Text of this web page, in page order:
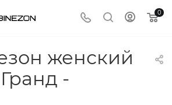
0
женский
-